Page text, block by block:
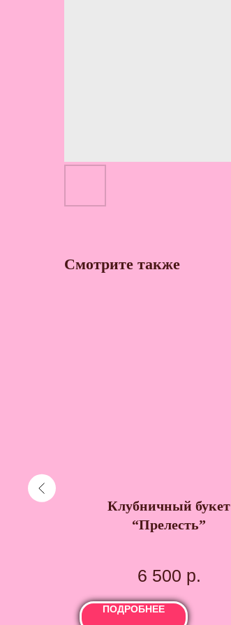
Смотрите также
Клубничный букет
“Прелесть”
6 500 р.
ПОДРОБНЕЕ